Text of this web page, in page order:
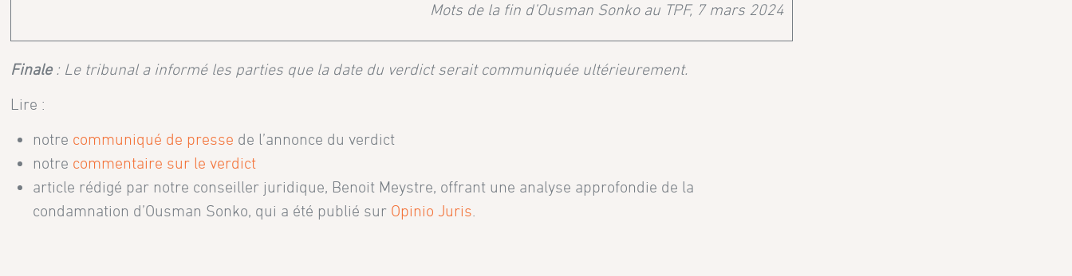
Mots de la fin d’Ousman Sonko au TPF, 7 mars 2024
Finale: Le tribunal a informé les parties que la date du verdict serait communiquée ultérieurement.
Lire :
notre communiqué de presse de l’annonce du verdict
notre commentaire sur le verdict
article rédigé par notre conseiller juridique, Benoit Meystre, offrant une analyse approfondie de la
condamnation d’Ousman Sonko, qui a été publié sur Opinio Juris